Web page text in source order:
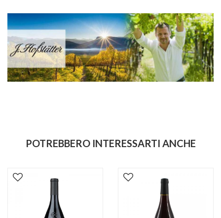
POTREBBERO INTERESSARTI ANCHE